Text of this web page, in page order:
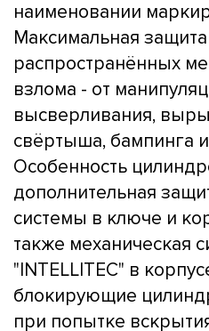
наименовании
Максимальная
распространённых
взлома - от
высверливания,
свёртыша, бампинга
Особенность
дополнительная
системы в ключе и
также механическая
"INTELLITEC" в
блокирующие
при попытке